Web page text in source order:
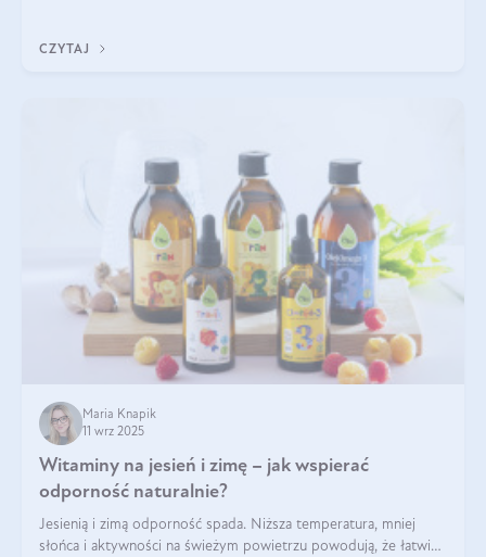
bardziej biodostępny
CZYTAJ
Maria Knapik
11 wrz 2025
Witaminy na jesień i zimę – jak wspierać
odporność naturalnie?
Jesienią i zimą odporność spada. Niższa temperatura, mniej
słońca i aktywności na świeżym powietrzu powodują, że łatwiej